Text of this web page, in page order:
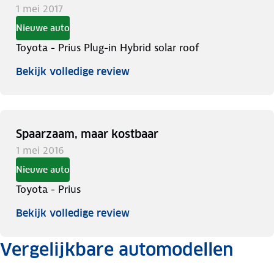
1 mei 2017
Nieuwe auto
Toyota - Prius Plug-in Hybrid solar roof
Bekijk volledige review
Spaarzaam, maar kostbaar
1 mei 2016
Nieuwe auto
Toyota - Prius
Bekijk volledige review
Vergelijkbare automodellen